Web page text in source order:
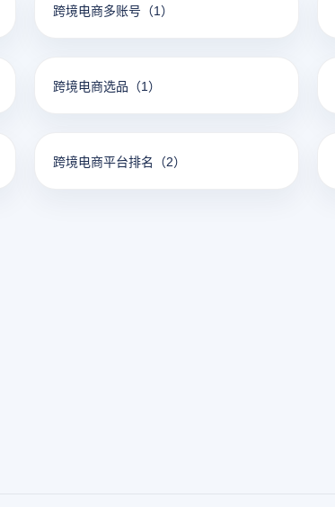
跨境电商多账号 （1）
跨境电商选品 （1）
跨境电商平台排名 （2）